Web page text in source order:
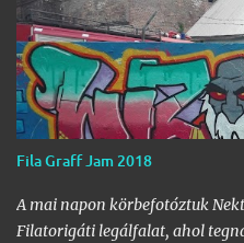
Fila Graff Jam 2018
A mai napon körbefotóztuk
Filatorigáti legálfalat, ahol